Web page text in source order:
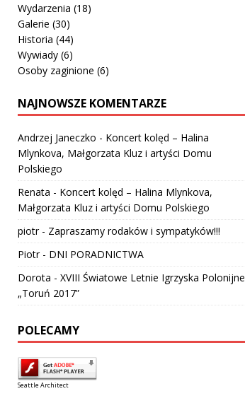
Wydarzenia (18)
Galerie (30)
Historia (44)
Wywiady(6)
Osoby zaginione (6)
NAJNOWSZE KOMENTARZE
Andrzej Janeczko - Koncert kolęd – Halina
Mlynkova, Małgorzata Kluz i artyści Domu
Polskiego
Renata - Koncert kolęd – Halina Mlynkova,
Małgorzata Kluz i artyści Domu Polskiego
piotr- Zapraszamy rodaków i sympatyków!!!
Piotr- DNI PORADNICTWA
Dorota - XVIII Światowe Letnie Igrzyska Polonijne
„Toruń 2017”
POLECAMY
Seattle Architect